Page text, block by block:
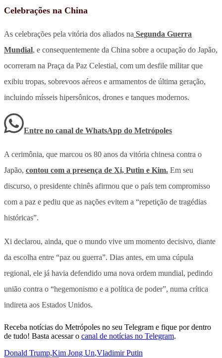
Celebrações na China
As celebrações pela vitória dos aliados na Segunda Guerra
Mundial, e consequentemente da China sobre a ocupação do Japão,
ocorreram na Praça da Paz Celestial, com um desfile militar que
exibiu tropas, sobrevoos aéreos e armamentos de última geração,
incluindo mísseis hipersônicos, drones e tanques modernos.
Entre no canal de WhatsApp do Metrópoles
A cerimônia, que marcou os 80 anos da vitória chinesa contra o
Japão, contou com a presença de Xi, Putin e Kim. Em seu
discurso, o presidente chinês afirmou que o país tem compromisso
com a paz e pediu que as nações evitem a “repetição de tragédias
históricas”.
Xi declarou, ainda, que o mundo vive um momento decisivo, diante
da escolha entre “paz ou guerra”. Dias antes, em uma cúpula
regional, ele já havia defendido uma nova ordem mundial, pedindo
união contra o “hegemonismo e a política de poder”, numa crítica
indireta aos Estados Unidos.
Receba notícias do Metrópoles no seu Telegram e fique por dentro
de tudo! Basta acessar o canal de notícias no Telegram.
Donald Trump,Kim Jong Un,Vladimir Putin